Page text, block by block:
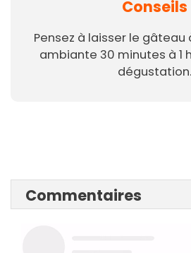
Conseils
Pensez à laisser le
ambiante 30 minutes à 1
dégustation.
Commentaires